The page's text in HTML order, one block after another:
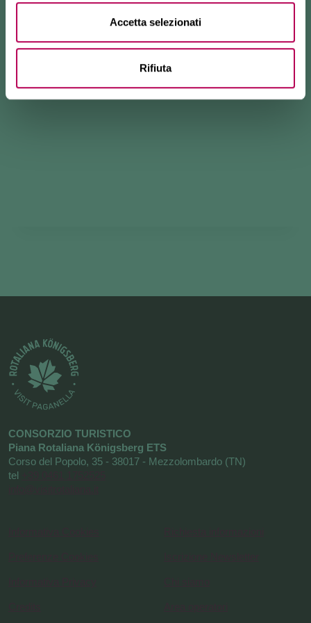
Accetta selezionati
Rifiuta
CONSORZIO TURISTICO
Piana Rotaliana Königsberg ETS
Corso del Popolo, 35 - 38017 - Mezzolombardo (TN)
tel